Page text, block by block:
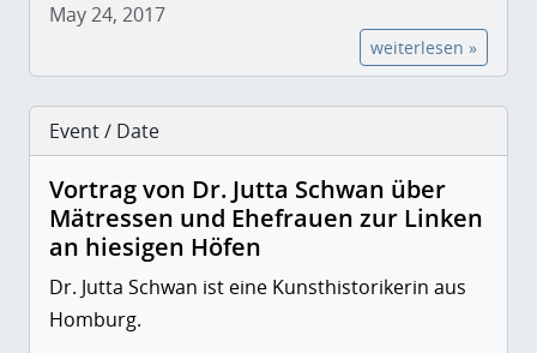
May 24, 2017
weiterlesen »
Event / Date
Vortrag von Dr. Jutta Schwan über
Mätressen und Ehefrauen zur Linken
an hiesigen Höfen
Dr. Jutta Schwan ist eine Kunsthistorikerin aus
Homburg.